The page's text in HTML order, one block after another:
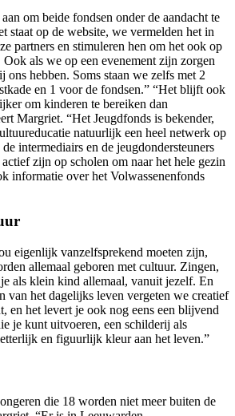
om beide fondsen onder de aandacht te
staat op de website, we vermelden het in
partners en stimuleren hen om het ook op
Ook als we op een evenement zijn zorgen
hebben. Soms staan we zelfs met 2
en 1 voor de fondsen.” “Het blijft ook
om kinderen te bereiken dan
Margriet. “Het Jeugdfonds is bekender,
natuurlijk een heel netwerk op
intermediairs en de jeugdondersteuners
zijn op scholen om naar het hele gezin
informatie over het Volwassenenfonds
eigenlijk vanzelfsprekend moeten zijn,
allemaal geboren met cultuur. Zingen,
als klein kind allemaal, vanuit jezelf. En
van het dagelijks leven vergeten we creatief
en het levert je ook nog eens een blijvend
je kunt uitvoeren, een schilderij als
en figuurlijk kleur aan het leven.”
die 18 worden niet meer buiten de